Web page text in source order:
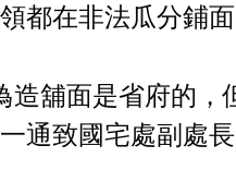
都在非法瓜分鋪
造舖面是省府的，
通致國宅處副處